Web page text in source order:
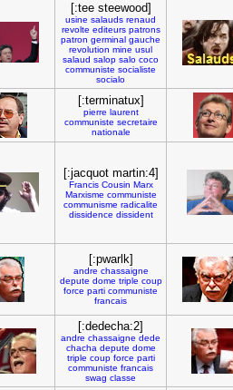
[:tee steewood]
usine salauds renaud
revolte editeurs patrons
patron germinal gauche
revolution mine usul
salaud salop salo coco
communiste socialiste
socialo
[:terminatux]
pierre laurent
communiste secretaire
nationale
[:jacquot martin:4]
Francis Cousin Marx
Marxisme communiste
communisme radicalite
dissidence dissident
[:pwarlk]
andre chassaigne
depute dome triple coup
force parti communiste
francais
[:dedecha:2]
andre chassaigne dede
chacha depute dome
triple coup force parti
communiste francais
swag classe